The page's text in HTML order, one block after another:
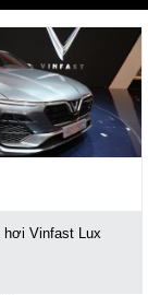
hơi Vinfast Lux